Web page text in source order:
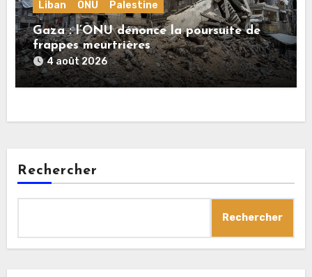
Liban ONU Palestine
Gaza : l’ONU dénonce la poursuite de
frappes meurtrières
4 août 2026
Rechercher
Rechercher